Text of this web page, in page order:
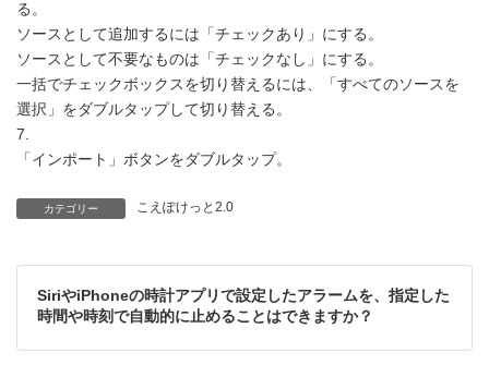
る。
ソースとして追加するには「チェックあり」にする。
ソースとして不要なものは「チェックなし」にする。
一括でチェックボックスを切り替えるには、「すべてのソースを
選択」をダブルタップして切り替える。
7.
「インポート」ボタンをダブルタップ。
カテゴリー こえぽけっと2.0
SiriやiPhoneの時計アプリで設定したアラームを、指定した
時間や時刻で自動的に止めることはできますか？